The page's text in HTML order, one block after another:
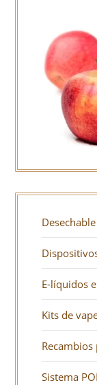
E-líquidos
Kits de
Sistema